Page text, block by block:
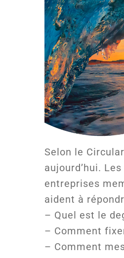
Selon le
aujourd’hui.
entreprises
aident à
– Quel est le
– Comment
– Comment